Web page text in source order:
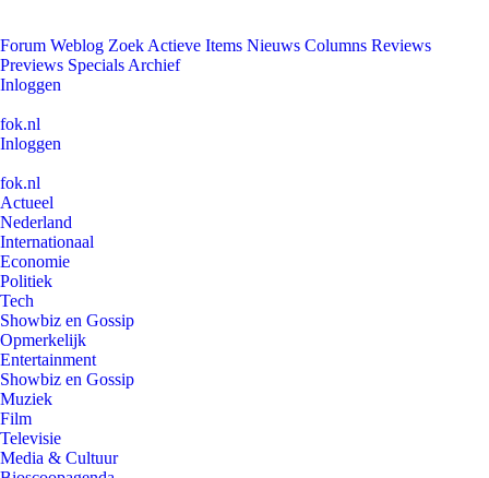
Forum Weblog Zoek Actieve Items Nieuws Columns Reviews
Previews Specials Archief
Inloggen
fok.nl
Inloggen
fok.nl
Actueel
Nederland
Internationaal
Economie
Politiek
Tech
Showbiz en Gossip
Opmerkelijk
Entertainment
Showbiz en Gossip
Muziek
Film
Televisie
Media & Cultuur